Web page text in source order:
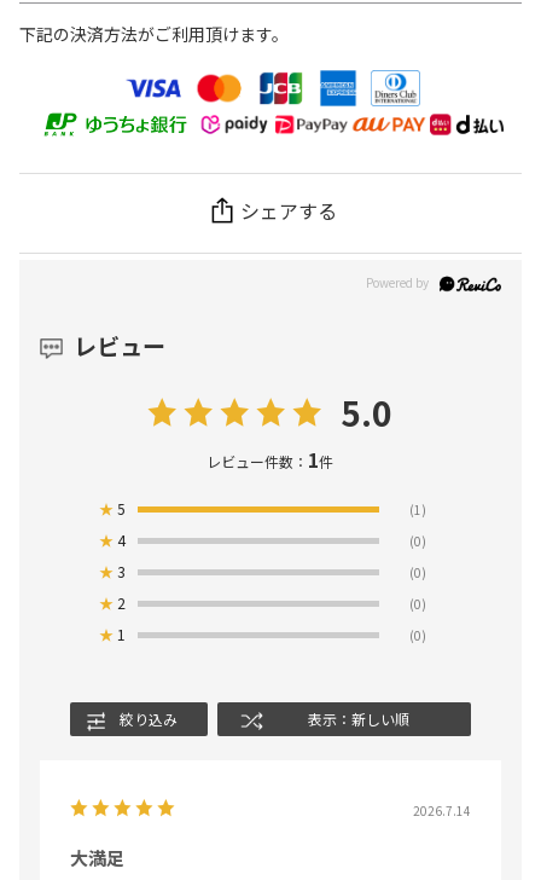
下記の決済方法がご利用頂けます。
シェアする
レビュー
5.0
レビュー件数： 1件
★5 (1)
★4 (0)
★3 (0)
★ 2 (0)
★ 1 (0)
絞り込み 表示：新しい順
2026.7.14
大満足